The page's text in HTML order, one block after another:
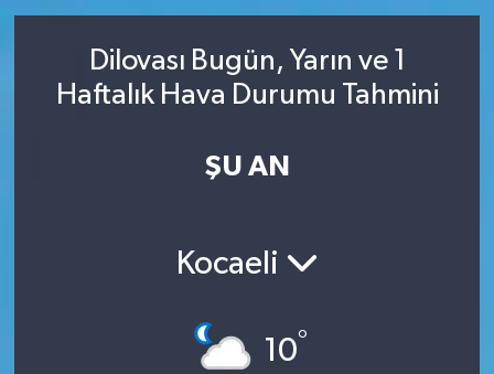
Dilovası Bugün, Yarın ve 1
Haftalık Hava Durumu Tahmini
ŞU AN
Kocaeli
10°
Erasmus
Süper Lig Puan Durumu ve Fikstür
Son Dakika Haberleri